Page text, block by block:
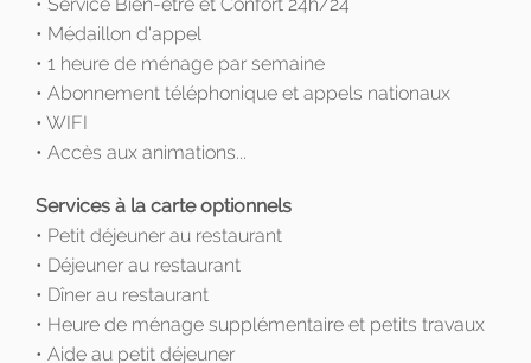
• Médaillon d'appel
• 1 heure de ménage par semaine
• Abonnement téléphonique et appels nationaux
• WIFI
• Accès aux animations...
Services à la carte optionnels
• Petit déjeuner au restaurant
• Déjeuner au restaurant
• Dîner au restaurant
• Heure de ménage supplémentaire et petits travaux
• Aide au petit déjeuner